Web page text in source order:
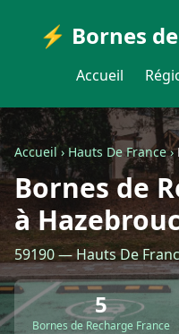
⚡ Bornes
Accueil
Accueil›Hauts De France›
Bornes de
à
59190 — Hauts De
5
Bornes de Recharge France